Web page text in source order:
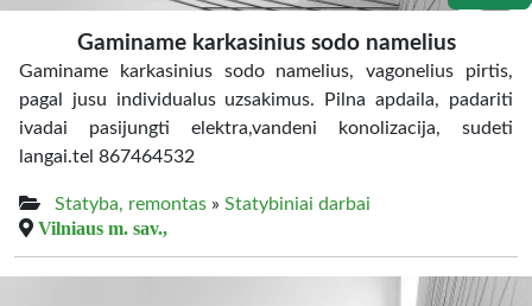
Gaminame karkasinius sodo namelius
Gaminame karkasinius sodo namelius, vagonelius pirtis,
pagal jusu individualus uzsakimus. Pilna apdaila, padariti
ivadai pasijungti elektra,vandeni konolizacija, sudeti
langai.tel 867464532
Statyba, remontas » Statybiniai darbai
Vilniaus m. sav.,